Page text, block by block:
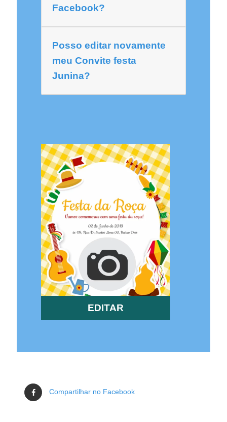
Facebook?
Posso editar novamente
meu Convite festa
Junina?
EDITAR
Compartilhar no Facebook